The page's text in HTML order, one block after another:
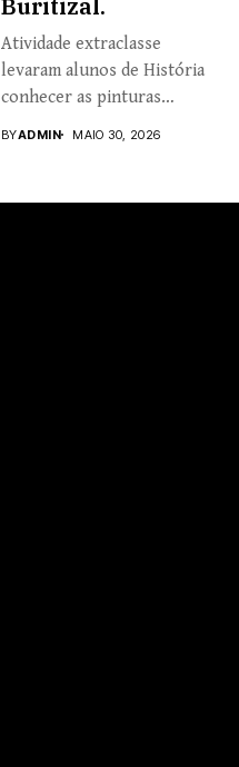
Atividade extraclasse
levaram alunos de História
conhecer as pinturas
BYADMIN MAIO 30, 2026